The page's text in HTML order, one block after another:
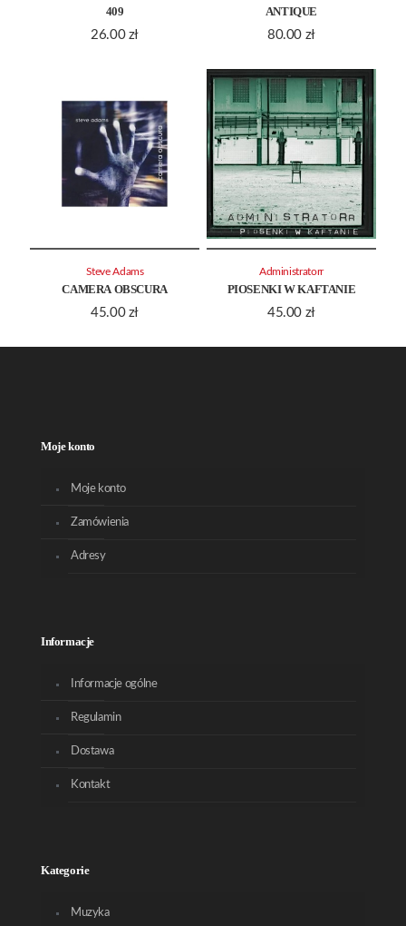
409
26.00 zł
ANTIQUE
80.00 zł
CAMERA OBSCURA
45.00 zł
Steve Adams
PIOSENKI W KAFTANIE
45.00 zł
Administratorr
Moje konto
Moje konto
Zamówienia
Adresy
Informacje
Informacje ogólne
Regulamin
Dostawa
Kontakt
Kategorie
Muzyka